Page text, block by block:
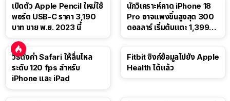
เปิดตัว Apple Pencil ใหม่ใช้
พอร์ต USB-C ราคา 3,190
บาท ขาย พ.ย. 2023 นี้
นักวิเคราะห์คาด iPhone 18
Pro อาจแพงขึ้นสูงสุด 300
ดอลลาร์ เริ่มต้นแตะ 1,399
วิธีตั้งค่า Safari ให้ลื่นไหล
ระดับ 120 fps สำหรับ
iPhone และ iPad
Fitbit ซิงก์ข้อมูลไปยัง Apple
Health ได้แล้ว